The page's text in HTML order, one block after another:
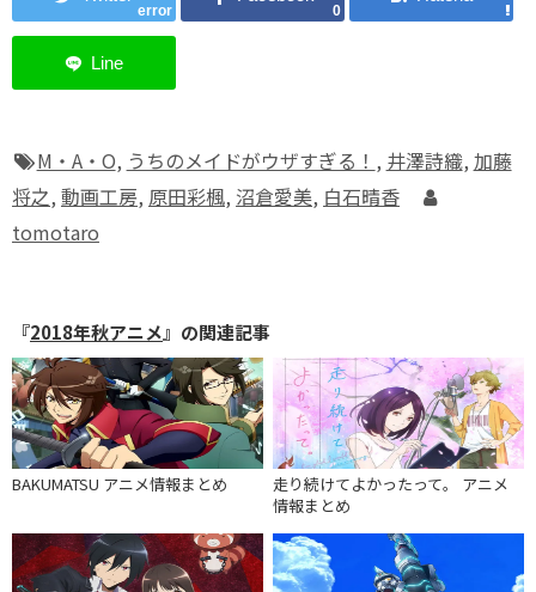
error 0
M・A・O, うちのメイドがウザすぎる！ , 井澤詩織, 加藤
将之, 動画工房, 原田彩楓, 沼倉愛美, 白石晴香
tomotaro
『2018年秋アニメ』の関連記事
BAKUMATSU アニメ情報まとめ
走り続けてよかったって。 アニメ
情報まとめ